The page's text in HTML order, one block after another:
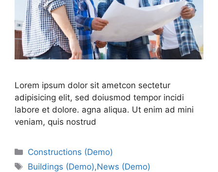
Lorem ipsum dolor sit ametcon sectetur
adipisicing elit, sed doiusmod tempor incidi
labore et dolore. agna aliqua. Ut enim ad mini
veniam, quis nostrud
Κατηγορίες
Constructions (Demo)
Ετικέτες
Buildings (Demo),News (Demo)